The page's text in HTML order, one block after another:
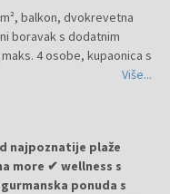
m², balkon, dvokrevetna
boravak s dodatnim
4 osobe, kupaonica s
more
(kauč na
Više...
najpoznatije plaže
more ✔ wellness s
ponuda s